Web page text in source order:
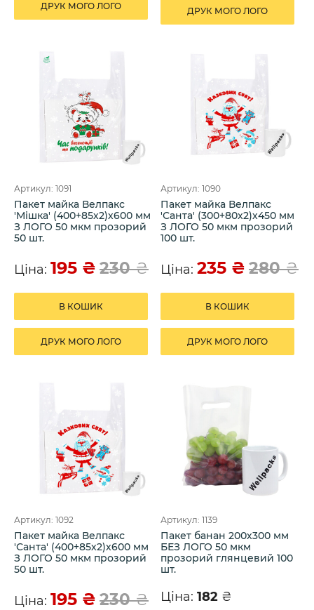
ДРУК МОГО ЛОГО ДРУК МОГО ЛОГО
Артикул: 1091
Пакет майка Велпакс
'Мішка' (400+85х2)х600 мм
З ЛОГО 50 мкм прозорий
50 шт.
Ціна: 195 ₴ 230₴
В КОШИК
ДРУК МОГО ЛОГО
Артикул: 1090
Пакет майка Велпакс
'Санта' (300+80х2)х450 мм
З ЛОГО 50 мкм прозорий
100 шт.
Ціна: 235 ₴ 280₴
В КОШИК
ДРУК МОГО ЛОГО
Артикул: 1092
Пакет майка Велпакс
'Санта' (400+85х2)х600 мм
З ЛОГО 50 мкм прозорий
50 шт.
Ціна: 195 ₴ 230₴
Артикул: 1139
Пакет банан 200х300 мм
БЕЗ ЛОГО 50 мкм
прозорий глянцевий 100
шт.
Ціна: 182 ₴